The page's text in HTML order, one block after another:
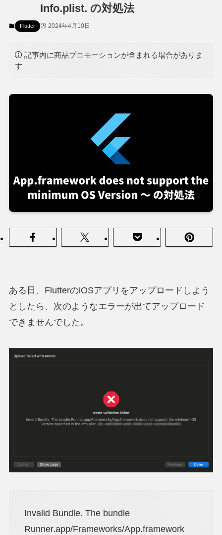
Info.plist. の対処法
Flutter 2024年4月10日
記事内に商品プロモーションが含まれる場合がありま
す
ある日、FlutterのiOSアプリをアップロードしよう
としたら、次のようなエラーが出てアップロード
できませんでした。
Invalid Bundle. The bundle
Runner.app/Frameworks/App.framework